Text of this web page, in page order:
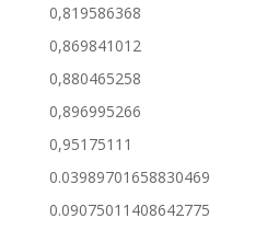
0,819586368
0,869841012
0,880465258
0,896995266
0,95175111
0.03989701658830469
0.09075011408642775